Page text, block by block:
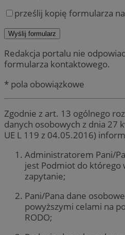
prześlij kopię formularza
Redakcja portalu nie
formularza kontaktowego.
* pola obowiązkowe
Zgodnie z art. 13 ogólnego
danych osobowych z dnia 27
UE L 119 z 04.05.2016)
Administratorem Pani/
jest Podmiot do którego
zapytanie;
Pani/Pana dane
powyższymi celami na
RODO;